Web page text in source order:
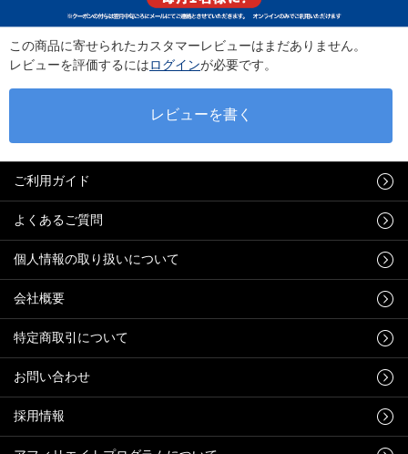
この商品に寄せられたカスタマーレビューはまだありません。
レビューを評価するにはログインが必要です。
ご利用ガイド
よくあるご質問
個人情報の取り扱いについて
会社概要
特定商取引について
お問い合わせ
採用情報